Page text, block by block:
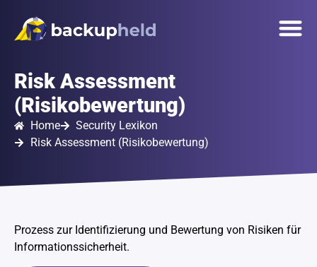
springen
Risk Assessment
(Risikobewertung)
Home
Security Lexikon
Risk Assessment (Risikobewertung)
Prozess zur Identifizierung und Bewertung von Risiken für
Informationssicherheit.